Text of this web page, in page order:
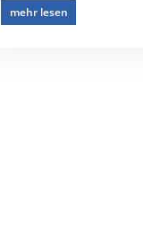
mehr lesen